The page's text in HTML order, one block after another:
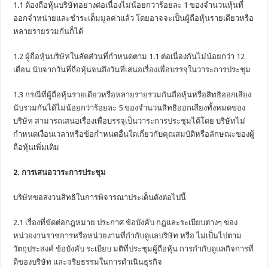
1.1 ต้องถือหุ้นบริษัทอย่างต่อเนื่องไม่น้อยกว่าร้อยละ 1 ของจำนวนหุ้นที่
ออกจำหน่ายและชำระเต็มมูลค่าแล้ว โดยอาจจะเป็นผู้ถือหุ้นรายเดียวหรือ
หลายรายรวมกันก็ได้
1.2 ผู้ถือหุ้นบริษัทในสัดส่วนที่กำหนดตาม 1.1 ต่อเนื่องกันไม่น้อยกว่า 12
เดือน นับจากวันที่ถือหุ้นจนถึงวันที่เสนอเรื่องเพื่อบรรจุในวาระการประชุม
1.3 กรณีที่ผู้ถือหุ้นรายเดียวหรือหลายรายรวมกันถือหุ้นหรือสิทธิออกเสียง
นับรวมกันได้ไม่น้อยกว่าร้อยละ 5 ของจำนวนสิทธิออกเสียงทั้งหมดของ
บริษัท สามารถเสนอเรื่องเพื่อบรรจุเป็นวาระการประชุมได้โดย บริษัทไม่
กำหนดเงื่อนเวลาหรือข้อกำหนดอื่นใดเกี่ยวกับคุณสมบัติหรือลักษณะของผู้
ถือหุ้นเพิ่มเติม
2. การเสนอวาระการประชุม
บริษัทขอสงวนสิทธิในการพิจารณาประเด็นดังต่อไปนี้
2.1 เรื่องที่ขัดต่อกฎหมาย ประกาศ ข้อบังคับ กฎและระเบียบต่างๆ ของ
หน่วยงานราชการหรือหน่วยงานที่กำกับดูแลบริษัท หรือ ไม่เป็นไปตาม
วัตถุประสงค์ ข้อบังคับ ระเบียบ มติที่ประชุมผู้ถือหุ้น การกำกับดูแลกิจการที่
ดีของบริษัท และจริยธรรมในการดำเนินธุรกิจ